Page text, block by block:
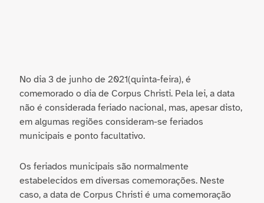
No dia 3 de junho de 2021(quinta-feira), é
comemorado o dia de Corpus Christi. Pela lei, a data
não é considerada feriado nacional, mas, apesar disto,
em algumas regiões consideram-se feriados
municipais e ponto facultativo.
Os feriados municipais são normalmente
estabelecidos em diversas comemorações. Neste
caso, a data de Corpus Christi é uma comemoração